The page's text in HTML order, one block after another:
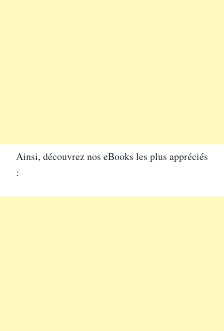
Ainsi, découvrez nos eBooks les plus appréciés
: